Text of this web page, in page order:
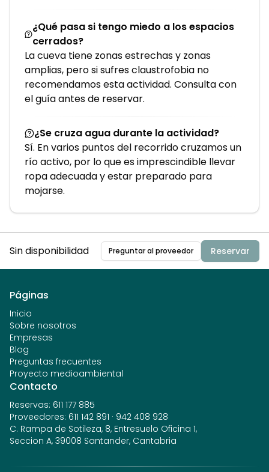
¿Qué pasa si tengo miedo a los espacios
cerrados?
La cueva tiene zonas estrechas y zonas
amplias, pero si sufres claustrofobia no
recomendamos esta actividad. Consulta con
el guía antes de reservar.
¿Se cruza agua durante la actividad?
Sí. En varios puntos del recorrido cruzamos un
río activo, por lo que es imprescindible llevar
ropa adecuada y estar preparado para
mojarse.
Sin disponibilidad Preguntar al proveedor Reservar
Páginas
Inicio
Sobre nosotros
Empresas
Blog
Preguntas frecuentes
Proyecto medioambiental
Contacto
Reservas: 611 177 885
Proveedores: 611 142 891 · 942 408 928
C. Rampa de Sotileza, 8, Entresuelo Oficina 1,
Seccion A, 39008 Santander, Cantabria